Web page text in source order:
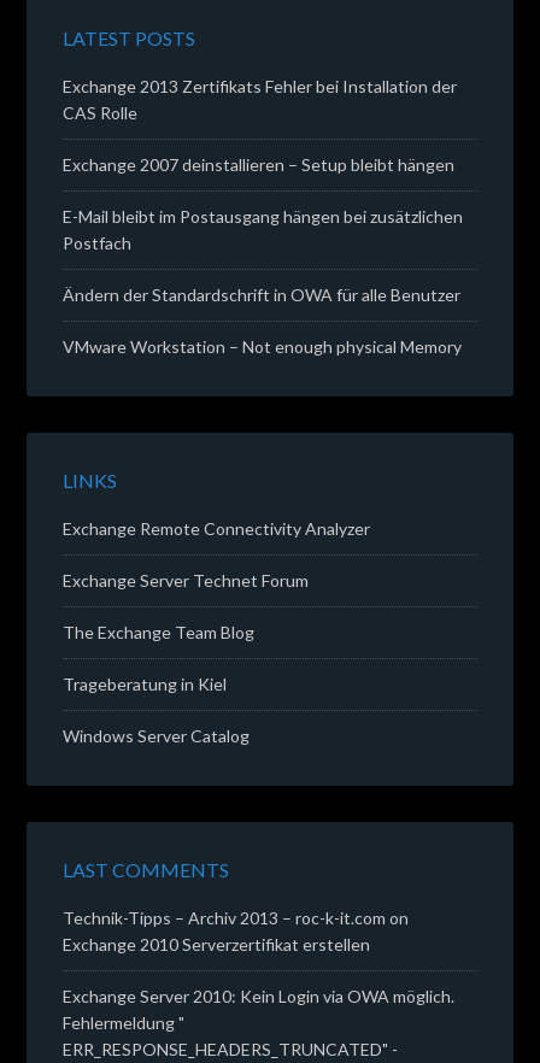
LATEST POSTS
Exchange 2013 Zertifikats Fehler bei Installation der
CAS Rolle
Exchange 2007 deinstallieren – Setup bleibt hängen
E-Mail bleibt im Postausgang hängen bei zusätzlichen
Postfach
Ändern der Standardschrift in OWA für alle Benutzer
VMware Workstation – Not enough physical Memory
LINKS
Exchange Remote Connectivity Analyzer
Exchange Server Technet Forum
The Exchange Team Blog
Trageberatung in Kiel
Windows Server Catalog
LAST COMMENTS
Technik-Tipps – Archiv 2013 – roc-k-it.com on
Exchange 2010 Serverzertifikat erstellen
Exchange Server 2010: Kein Login via OWA möglich.
Fehlermeldung "
ERR_RESPONSE_HEADERS_TRUNCATED" -